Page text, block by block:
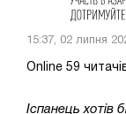
15:37, 02 липня
Online 59
Іспанець хотів